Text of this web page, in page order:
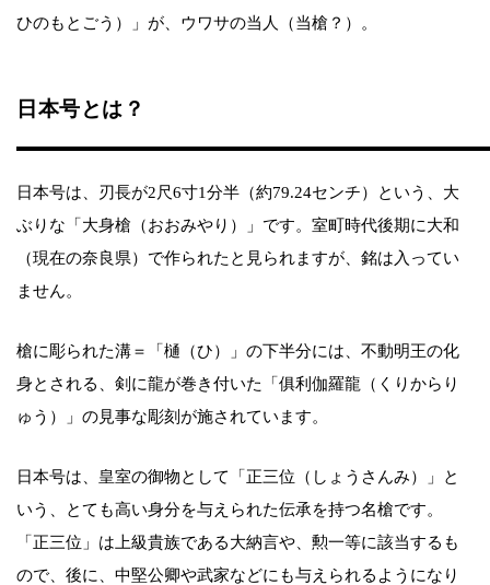
ひのもとごう）」が、ウワサの当人（当槍？）。
日本号とは？
日本号は、刃長が2尺6寸1分半（約79.24センチ）という、大
ぶりな「大身槍（おおみやり）」です。室町時代後期に大和
（現在の奈良県）で作られたと見られますが、銘は入ってい
ません。
槍に彫られた溝＝「樋（ひ）」の下半分には、不動明王の化
身とされる、剣に龍が巻き付いた「俱利伽羅龍（くりからり
ゅう）」の見事な彫刻が施されています。
日本号は、皇室の御物として「正三位（しょうさんみ）」と
いう、とても高い身分を与えられた伝承を持つ名槍です。
「正三位」は上級貴族である大納言や、勲一等に該当するも
ので、後に、中堅公卿や武家などにも与えられるようになり